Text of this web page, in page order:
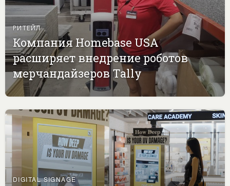
РИТЕЙЛ
Компания Homebase USA
расширяет внедрение роботов
мерчандайзеров Tally
DIGITAL SIGNAGE